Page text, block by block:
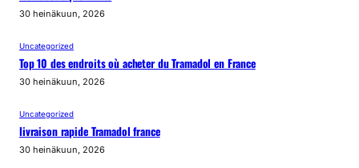
30 heinäkuun, 2026
Uncategorized
Top 10 des endroits où acheter du Tramadol en France
30 heinäkuun, 2026
Uncategorized
livraison rapide Tramadol france
30 heinäkuun, 2026